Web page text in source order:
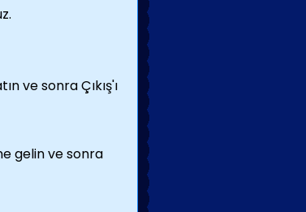
ve sonra Çıkış'ı
gelin ve sonra